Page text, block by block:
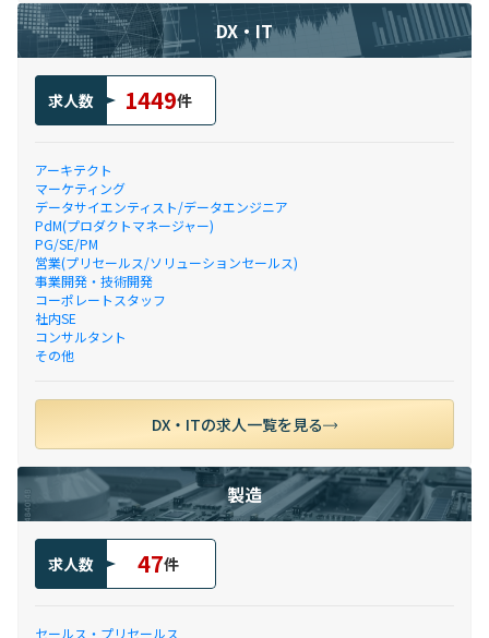
DX・IT
求人数 1449件
アーキテクト
マーケティング
データサイエンティスト/データエンジニア
PdM(プロダクトマネージャー)
PG/SE/PM
営業(プリセールス/ソリューションセールス)
事業開発・技術開発
コーポレートスタッフ
社内SE
コンサルタント
その他
DX・ITの求人一覧を見る
製造
求人数 47件
セールス・プリセールス